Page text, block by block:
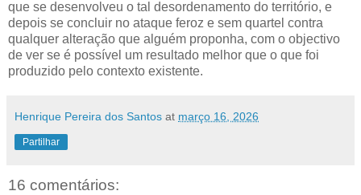
que se desenvolveu o tal desordenamento do território, e
depois se concluir no ataque feroz e sem quartel contra
qualquer alteração que alguém proponha, com o objectivo
de ver se é possível um resultado melhor que o que foi
produzido pelo contexto existente.
Henrique Pereira dos Santos at março 16, 2026
Partilhar
16 comentários: